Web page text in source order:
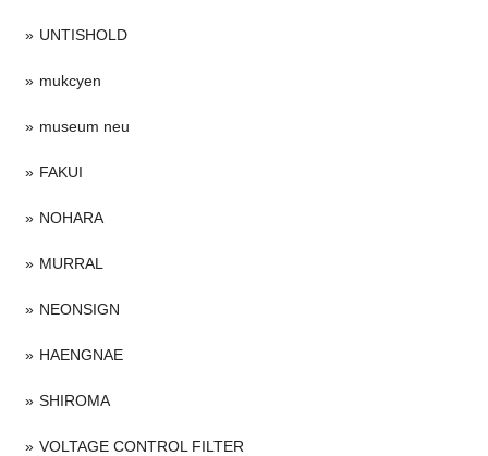
UNTISHOLD
mukcyen
museum neu
FAKUI
NOHARA
MURRAL
NEONSIGN
HAENGNAE
SHIROMA
VOLTAGE CONTROL FILTER